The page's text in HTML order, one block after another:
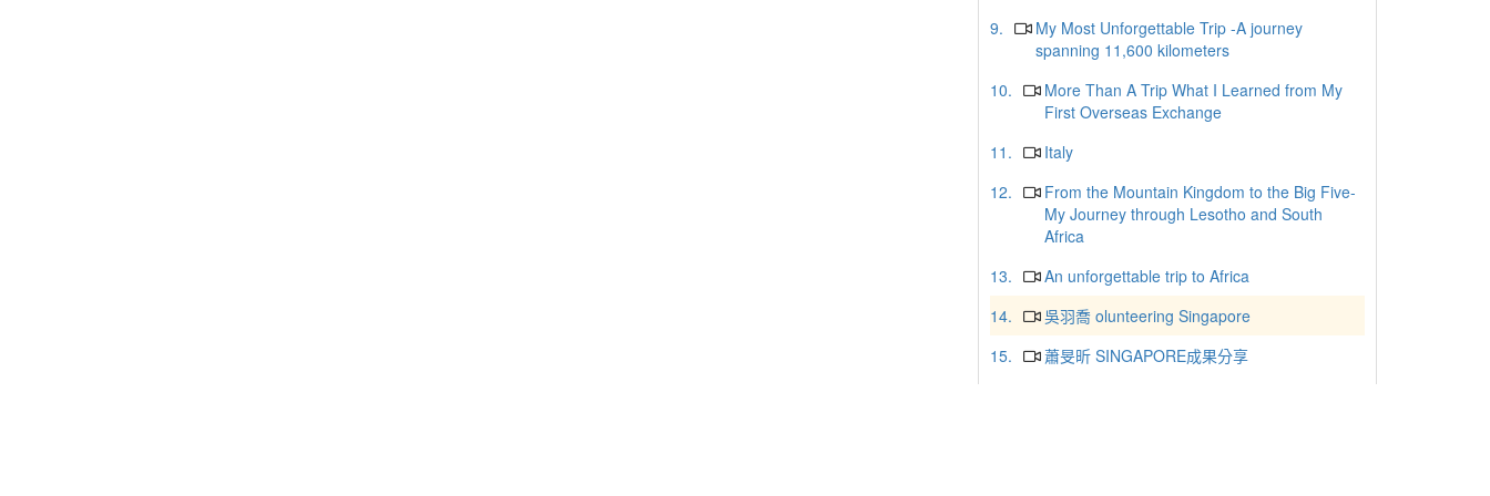
9.
My Most Unforgettable Trip -A journey
spanning 11,600 kilometers
10.
More Than A Trip What I Learned from My
First Overseas Exchange
11.
Italy
12.
From the Mountain Kingdom to the Big Five-
My Journey through Lesotho and South
Africa
13.
An unforgettable trip to Africa
14.
吳羽喬 olunteering Singapore
15.
蕭旻昕 SINGAPORE成果分享